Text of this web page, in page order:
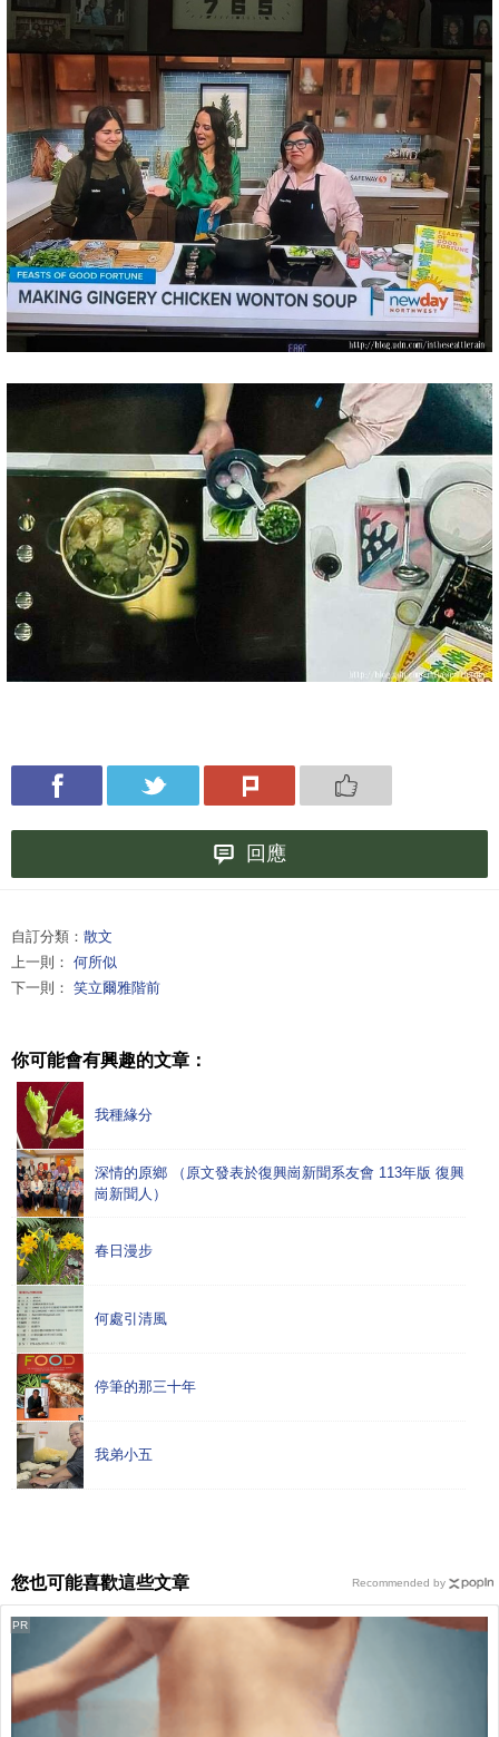
回應
自訂分類： 散文
上一則： 何所似
下一則： 笑立爾雅階前
你可能會有興趣的文章：
我種緣分
深情的原鄉 （原文發表於復興崗新聞系友會 113年版 復興
崗新聞人）
春日漫步
何處引清風
停筆的那三十年
我弟小五
您也可能喜歡這些文章
PR
Recommended by